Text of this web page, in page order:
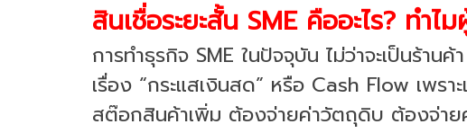
สินเชื่อระยะสั้น SME คืออะไร? ทำ
การทำธุรกิจ SME ในปัจจุบัน ไม่ว่าจะเป็นร้า
เรื่อง “กระแสเงินสด” หรือ Cash Flow เพร
สต๊อกสินค้าเพิ่ม ต้องจ่ายค่าวัตถุดิบ ต้องจ่าย